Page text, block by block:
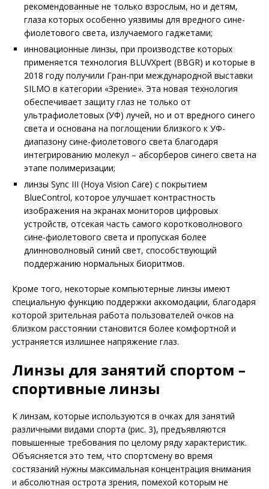
рекомендованные не только взрослым, но и детям,
глаза которых особенно уязвимы для вредного сине-
фиолетового света, излучаемого гаджетами;
инновационные линзы, при производстве которых
применяется технология BLUV­Xpert (BBGR) и которые в
2018 году получили Гран-при международной выставки
SILMO в категории «Зрение». Эта новая технология
обеспечивает защиту глаз не только от
ультрафиолетовых (УФ) лучей, но и от вредного синего
света и основана на поглощении близкого к УФ-
диапазону сине-фиолетового света благодаря
интегрированию молекул – абсорберов синего света на
этапе полимеризации;
линзы Sync III (Hoya Vision Care) с покрытием
BlueControl, которое улучшает контрастность
изображения на эк­ранах мониторов цифровых
устройств, отсекая часть самого коротковолнового
сине-фиолетового света и пропуская более
длинноволновый синий свет, способствую­щий
поддержанию нормальных био­ритмов.
Кроме того, некоторые компьютерные линзы имеют
специальную функцию поддержки аккомодации, благодаря
которой зрительная работа пользователей очков на
близком расстоянии становится более комфортной и
устраняется излишнее напряжение глаз.
Линзы для занятий спортом –
спортивные линзы
К линзам, которые используются в очках для занятий
различными видами спорта (рис. 3), предъявляются
повышенные требования по целому ряду характеристик.
Объясняется это тем, что спортсмену во время
состязаний нужны максимальная концентрация внимания
и абсолютная острота зрения, помехой которым не